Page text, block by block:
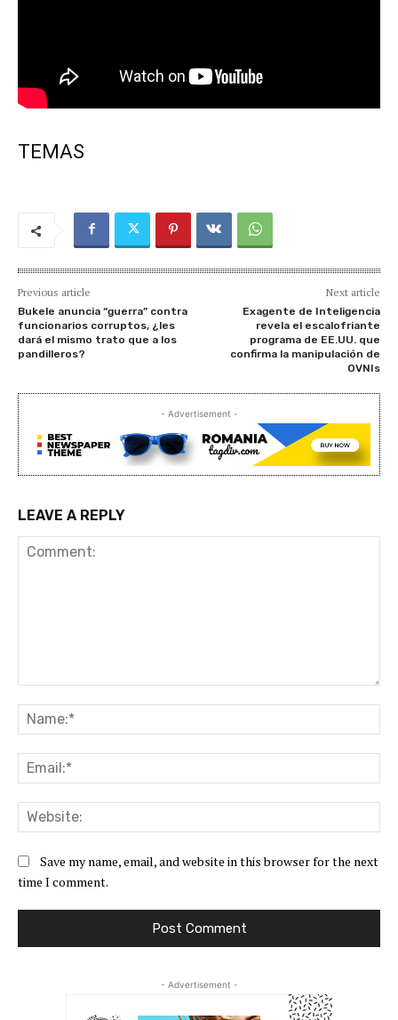
TEMAS
Previous article
Bukele anuncia “guerra” contra
funcionarios corruptos, ¿les
dará el mismo trato que a los
pandilleros?
Next article
Exagente de Inteligencia
revela el escalofriante
programa de EE.UU. que
confirma la manipulación de
OVNIs
- Advertisement -
LEAVE A REPLY
Save my name, email, and website in this browser for the next
time I comment.
- Advertisement -